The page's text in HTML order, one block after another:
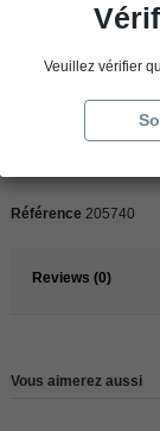
Détails du produit
Référence 205740
Reviews (0)
Vous aimerez aussi
Veuillez vérifier